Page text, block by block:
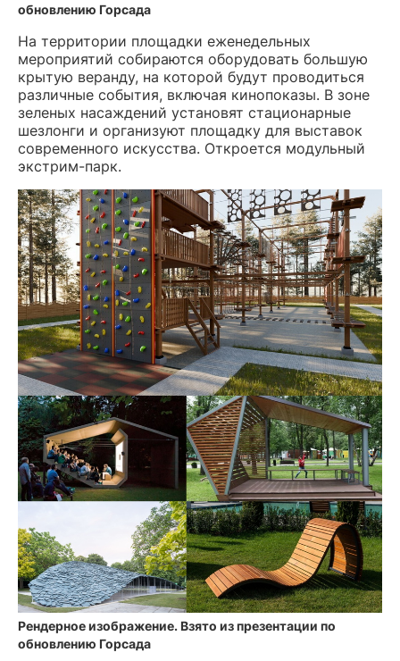
обновлению Горсада
На территории площадки еженедельных
мероприятий собираются оборудовать большую
крытую веранду, на которой будут проводиться
различные события, включая кинопоказы. В зоне
зеленых насаждений установят стационарные
шезлонги и организуют площадку для выставок
современного искусства. Откроется модульный
экстрим-парк.
Рендерное изображение. Взято из презентации по
обновлению Горсада